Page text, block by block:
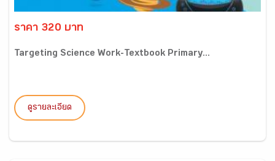
ราคา 320 บาท
Targeting Science Work-Textbook Primary...
ดูรายละเอียด